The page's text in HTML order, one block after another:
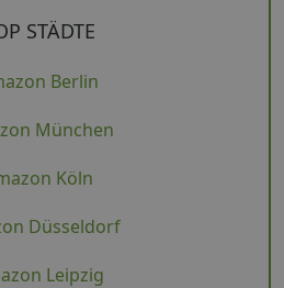
STÄDTE
Berlin
München
Köln
Düsseldorf
Leipzig